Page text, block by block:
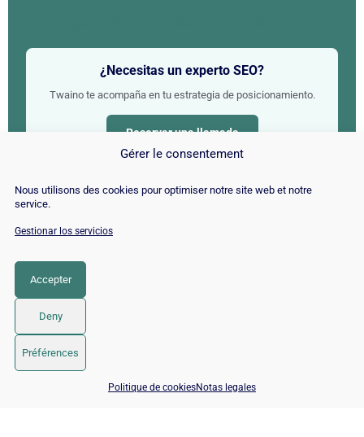
Gérer le consentement
Nous utilisons des cookies pour optimiser notre site web et notre
service.
Gestionar los servicios
Accepter
Deny
Préférences
Politique de cookiesNotas legales
¿Necesitas un experto SEO?
Twaino te acompaña en tu estrategia de posicionamiento.
Reservar una llamada
📈
Auditoría SEO
📅 Reservar 15 min con un experto SEO / GEO